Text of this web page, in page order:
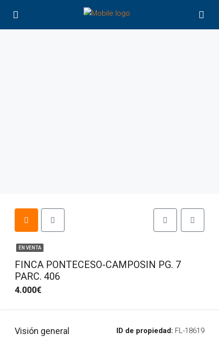
EN VENTA
FINCA PONTECESO-CAMPOSIN PG. 7
PARC. 406
4.000€
Visión general ID de propiedad: FL-18619